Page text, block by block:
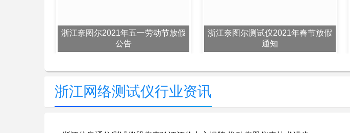
浙江奈图尔2021年五一劳动节放假
公告
浙江奈图尔测试仪2021年春节放假
通知
浙江网络测试仪行业资讯